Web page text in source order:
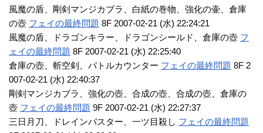
風魔の盾、剛剣マンジカブラ、白紙の巻物、強化の壷、倉庫
の壺 フェイの最終問題 8F 2007-02-21 (水) 22:24:21
風魔の盾、ドラゴンキラー、ドラゴンシールド、倉庫の壺 フ
ェイの最終問題 8F 2007-02-21 (水) 22:25:40
倉庫の壺、斬空剣、バトルカウンター フェイの最終問題 8F 2
007-02-21 (水) 22:40:37
剛剣マンジカブラ、強化の壺、合成の壺、合成の壺、倉庫の
壺 フェイの最終問題 9F 2007-02-21 (水) 22:27:37
三日月刀、ドレインバスター、一ツ目殺し フェイの最終問題